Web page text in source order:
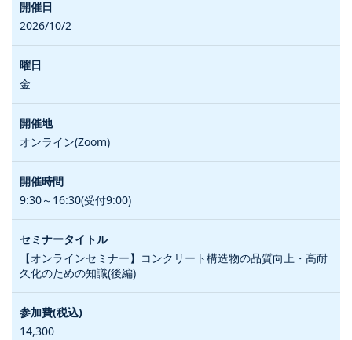
2026/10/2
金
オンライン(Zoom)
9:30～16:30(受付9:00)
【オンラインセミナー】コンクリート構造物の品質向上・高耐
久化のための知識(後編)
14,300